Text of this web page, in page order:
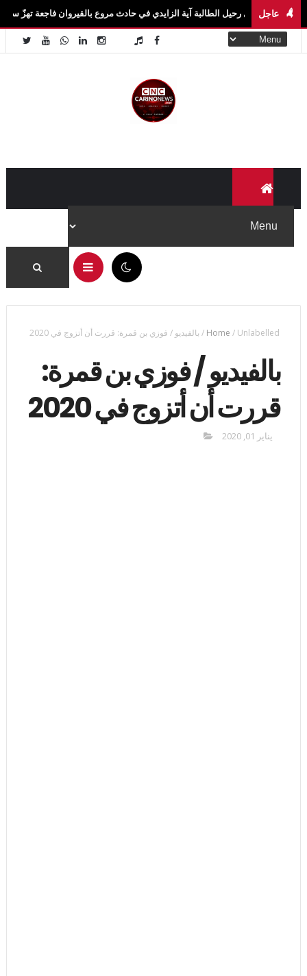
عاجل
الطالبة آية الزايدي في حادث مروع بالقيروان فاجعة تهزّ سيدي بوزيد.. وفاة
Home / Unlabelled
/ بالفيديو / فوزي بن قمرة: قررت أن أتزوج في 2020
بالفيديو / فوزي بن قمرة:
قررت أن أتزوج في 2020
يناير 01, 2020